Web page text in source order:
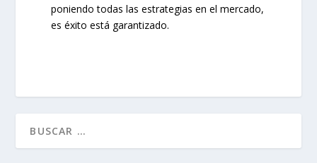
poniendo todas las estrategias en el mercado,
es éxito está garantizado.